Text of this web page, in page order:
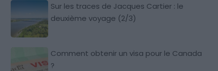
Sur les traces de Jacques Cartier : le
deuxième voyage (2/3)
Comment obtenir un visa pour le Canada
?